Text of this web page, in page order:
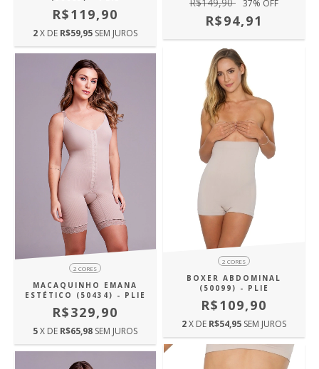
R$119,90
2X DE R$59,95 SEM JUROS
37% OFF
R$94,91
2 CORES
MACAQUINHO EMANA
ESTÉTICO (50434) - PLIE
R$329,90
5X DE R$65,98 SEM JUROS
2 CORES
BOXER ABDOMINAL
(50099) - PLIE
R$109,90
2X DE R$54,95 SEM JUROS